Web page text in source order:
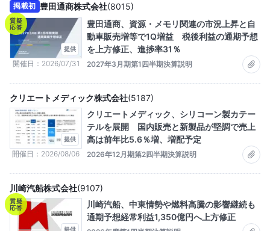
質疑
応答
提供
開催日 2026/07/31
掲載初 豊田通商株式会社(8015)
豊田通商、資源・メモリ関連の市況上昇と自
動車販売増等で1Q増益 税後利益の通期予想
を上方修正、進捗率31％
2027年3月期第1四半期決算説明
提供
開催日 2026/08/06
クリエートメディック株式会社(5187)
クリエートメディック、シリコーン製カテー
テルを展開 国内販売と新製品が堅調で売上
高は前年比5.6％増、増配予定
2026年12月期第2四半期決算説明
質疑
応答
提供
川崎汽船株式会社(9107)
川崎汽船、中東情勢や燃料高騰の影響継続も
通期予想経常利益1,350億円へ上方修正